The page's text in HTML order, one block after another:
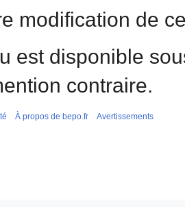
modification de
est disponible
contraire.
À propos de bepo.fr Avertissements